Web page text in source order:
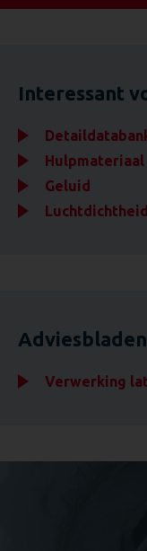
Interessant
Hulpmateriaal
Geluid
Luchtdichtheid
Verwerking